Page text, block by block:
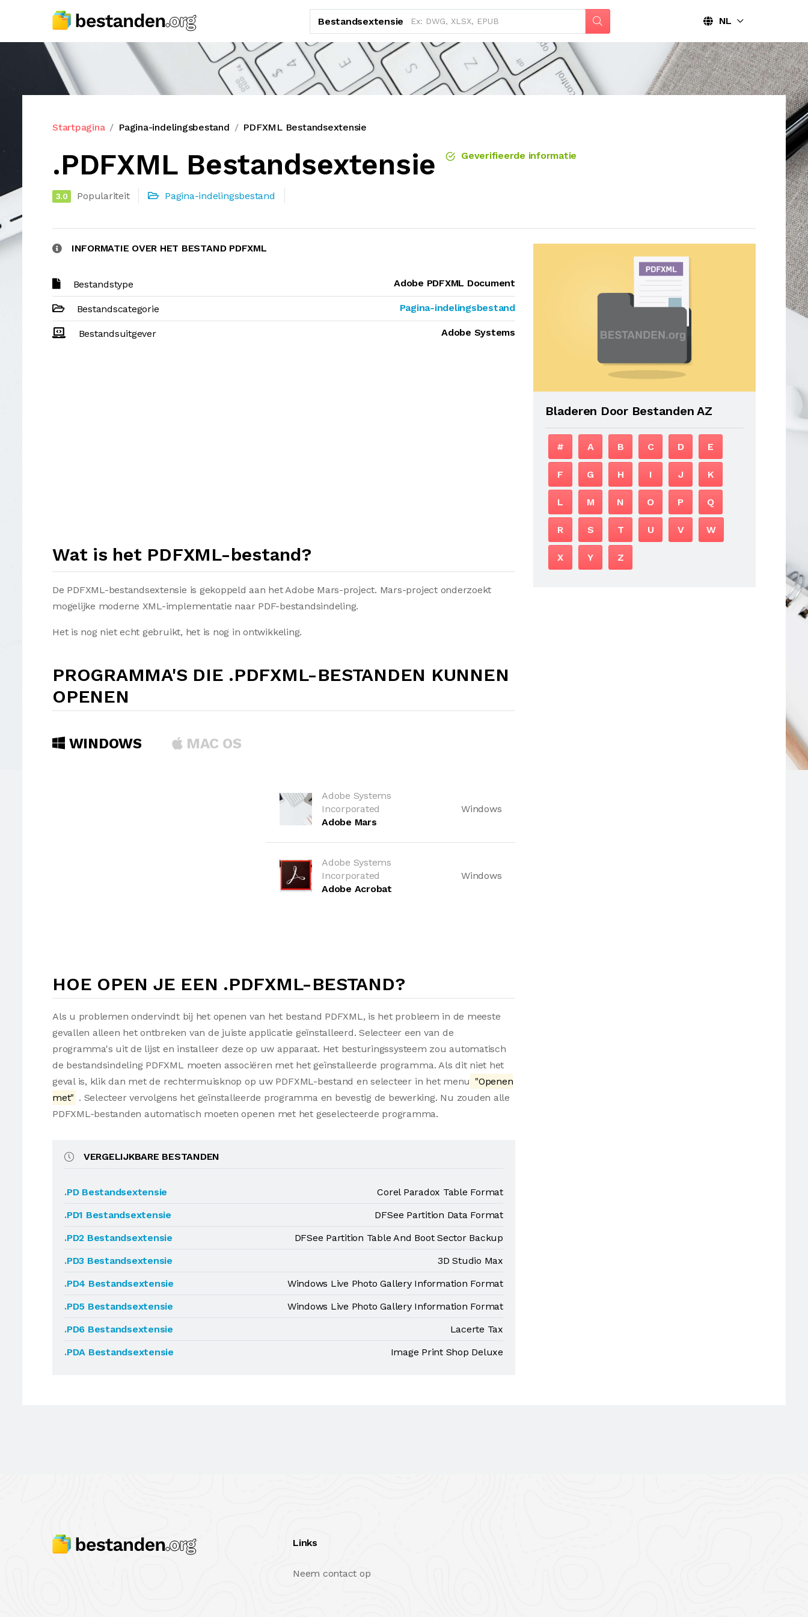
Bestandsextensie NL
Startpagina Pagina-indelingsbestand PDFXML Bestandsextensie
.PDFXML Bestandsextensie Geverifieerde informatie
3.0 Populariteit Pagina-indelingsbestand
INFORMATIE OVER HET BESTAND PDFXML
Bestandstype Adobe PDFXML Document
Bestandscategorie Pagina-indelingsbestand
Bestandsuitgever Adobe Systems
Wat is het PDFXML-bestand?
De PDFXML-bestandsextensie is gekoppeld aan het Adobe Mars-project. Mars-project onderzoekt
mogelijke moderne XML-implementatie naar PDF-bestandsindeling.
Het is nog niet echt gebruikt, het is nog in ontwikkeling.
PROGRAMMA'S DIE .PDFXML-BESTANDEN KUNNEN
OPENEN
WINDOWS MAC OS
Adobe Systems
Incorporated
Adobe Mars
Windows
Adobe Systems
Incorporated
Adobe Acrobat
Windows
HOE OPEN JE EEN .PDFXML-BESTAND?
Als u problemen ondervindt bij het openen van het bestand PDFXML, is het probleem in de meeste
gevallen alleen het ontbreken van de juiste applicatie geïnstalleerd. Selecteer een van de
programma's uit de lijst en installeer deze op uw apparaat. Het besturingssysteem zou automatisch
de bestandsindeling PDFXML moeten associëren met het geïnstalleerde programma. Als dit niet het
geval is, klik dan met de rechtermuisknop op uw PDFXML-bestand en selecteer in het menu "Openen
met" . Selecteer vervolgens het geïnstalleerde programma en bevestig de bewerking. Nu zouden alle
PDFXML-bestanden automatisch moeten openen met het geselecteerde programma.
VERGELIJKBARE BESTANDEN
.PD Bestandsextensie
Corel Paradox Table Format
.PD1 Bestandsextensie
DFSee Partition Data Format
.PD2 Bestandsextensie
DFSee Partition Table And Boot Sector Backup
.PD3 Bestandsextensie
3D Studio Max
.PD4 Bestandsextensie
Windows Live Photo Gallery Information Format
.PD5 Bestandsextensie
Windows Live Photo Gallery Information Format
.PD6 Bestandsextensie
Lacerte Tax
.PDA Bestandsextensie
Image Print Shop Deluxe
Bladeren Door Bestanden AZ
# A B C D E
F G H I J K
L M N O P Q
R S T U V W
X Y Z
Links
Neem contact op